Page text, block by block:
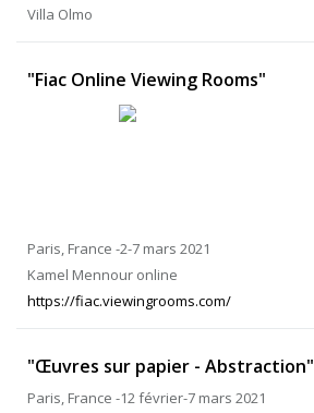
Villa Olmo
"Fiac Online Viewing Rooms"
Paris, France -2-7 mars 2021
Kamel Mennour online
https://fiac.viewingrooms.com/
"Œuvres sur papier - Abstraction"
Paris, France -12 février-7 mars 2021